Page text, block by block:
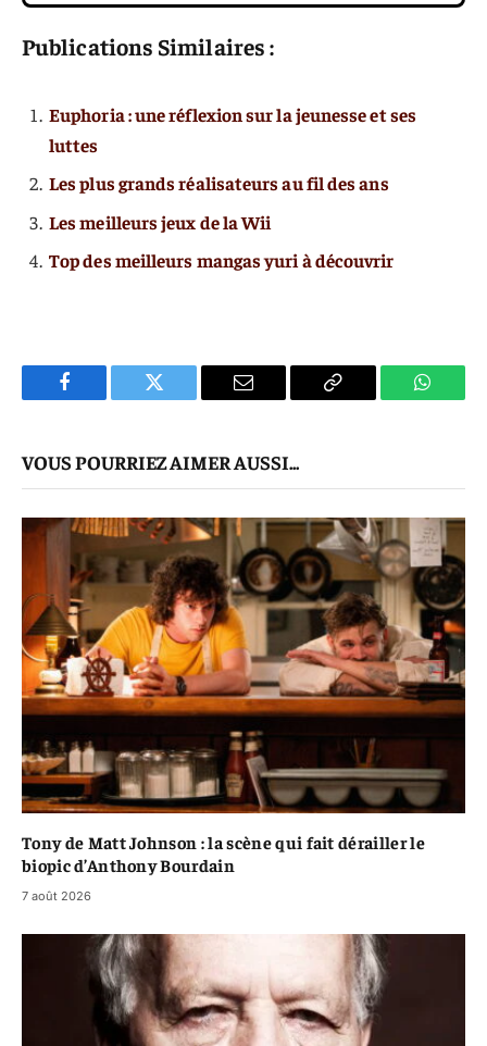
Publications Similaires :
Euphoria : une réflexion sur la jeunesse et ses
luttes
Les plus grands réalisateurs au fil des ans
Les meilleurs jeux de la Wii
Top des meilleurs mangas yuri à découvrir
Facebook Twitter
E-
Copier
VOUS POURRIEZ AIMER AUSSI...
Tony de Matt Johnson : la scène qui fait dérailler le
biopic d’Anthony Bourdain
7 août 2026